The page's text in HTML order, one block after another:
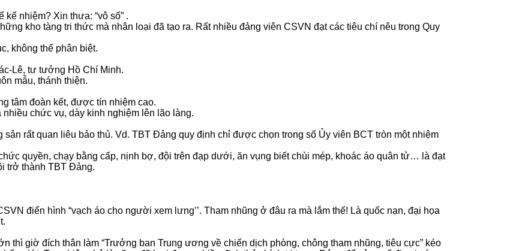
nhiệm? Xin thưa: “vô số” .
kho tàng tri thức mà nhân loại đã tạo ra. Rất nhiều đảng viên CSVN đạt các tiêu chí nêu trong Quy
không thể phân biệt.
Lê, tư tưởng Hồ Chí Minh.
mẫu, thánh thiện.
tâm đoàn kết, được tín nhiệm cao.
chức vụ, dày kinh nghiệm lên lão làng.
rất quan liêu bảo thủ. Vd. TBT Đảng quy định chỉ được chọn trong số Ủy viên BCT tròn một nhiệm
quyền, chạy bằng cấp, nịnh bợ, đội trên đạp dưới, ăn vụng biết chùi mép, khoác áo quân tử… là đạt
trở thành TBT Đảng.
điển hình “vạch áo cho người xem lưng’’. Tham nhũng ở đâu ra mà lắm thế! Là quốc nạn, đại họa
thì giờ đích thân làm “Trưởng ban Trung ương về chiến dịch phòng, chông tham nhũng, tiêu cực” kéo